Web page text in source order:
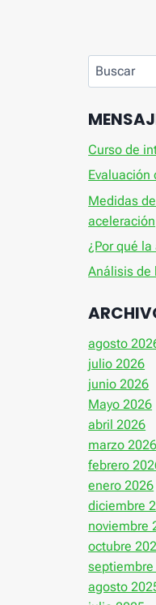
Buscar:
Curso de
Evaluación
Medidas
aceleración
¿Por qué
Análisis de
agosto
julio 2026
junio 2026
Mayo 2026
abril 2026
marzo 2026
febrero
enero 2026
diciembre
noviembre
octubre
agosto